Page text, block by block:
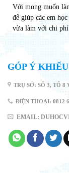
Với mong muốn
để giúp các em
vừa làm với chi
GÓP Ý
TRỤ SỞ: SỐ 3, TỔ
ĐIỆN THOẠI: 0812
EMAIL: